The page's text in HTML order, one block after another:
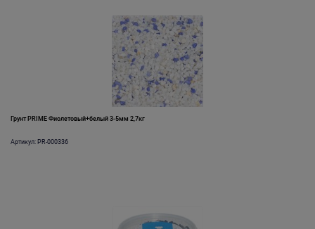
Грунт PRIME Фиолетовый+белый 3-5мм 2,7кг
Артикул: PR-000336